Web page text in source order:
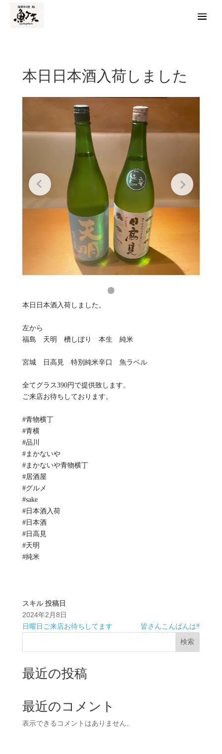
本日日本酒入荷しました
本日日本酒入荷しました。
左から
福島 天明 槽しぼり 本生 純米
宮城 日高見 特別純米辛口 魚ラベル
全てグラス390円で提供致します。
ご来店お待ちしております。
#青物横丁
#青横
#品川
#まかないや
#まかないや青物横丁
#居酒屋
#グルメ
#sake
#日本酒入荷
#日本酒
#日高見
#天明
#純米
スキル 投稿日
2024年2月8日
日曜日ご来店お待ちしてます
皆さんこんばんは‼️
検索
最近の投稿
最近のコメント
表示できるコメントはありません。